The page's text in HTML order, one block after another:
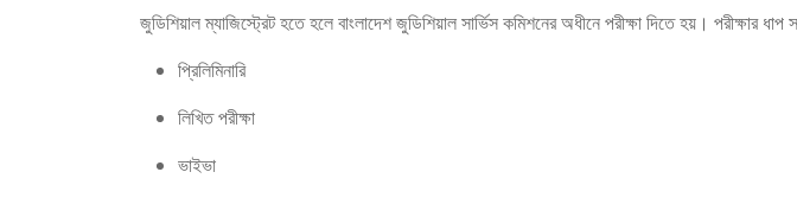
জুডিশিয়াল ম্যাজিস্ট্রেট হতে হলে বাংলাদেশ জুডিশিয়াল সার্ভিস কমিশনের অধীনে পরীক্ষা দিতে হয়। পরীক্ষার ধাপ
প্রিলিমিনারি
লিখিত পরীক্ষা
ভাইভা